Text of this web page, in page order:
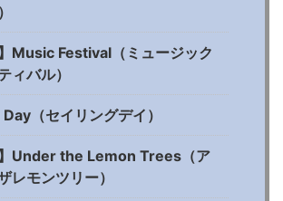
】Music Festival（ミュージック
ィバル）
（セイリングデイ）
】Under the Lemon Trees（ア
レモンツリー）